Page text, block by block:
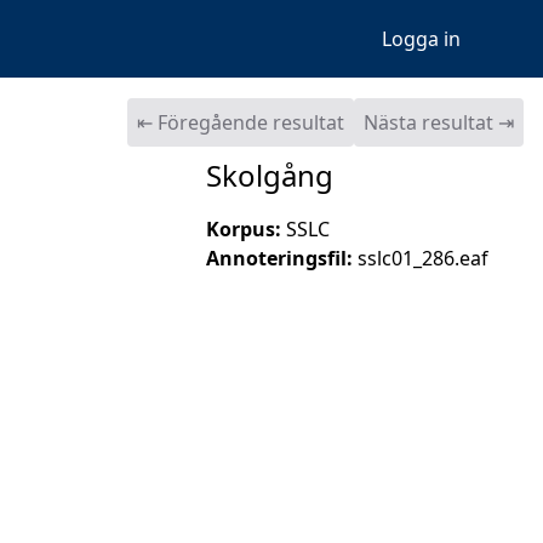
Logga in
⇤ Föregående resultat Nästa resultat ⇥
Skolgång
Korpus: SSLC
Annoteringsfil: sslc01_286.eaf